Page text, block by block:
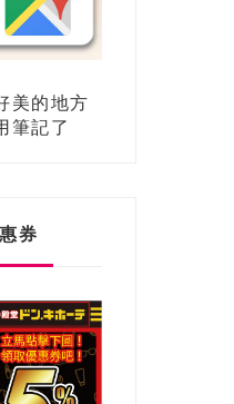
美的地方
筆記了
券